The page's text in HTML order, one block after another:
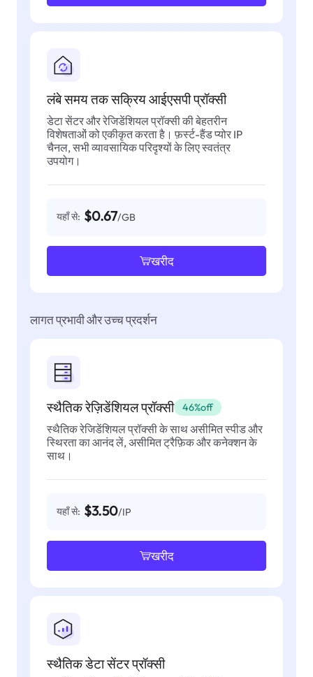
लंबे समय तक सक्रिय आईएसपी प्रॉक्सी
डेटा सेंटर और रेजिडेंशियल प्रॉक्सी की बेहतरीन
विशेषताओं को एकीकृत करता है। फ़र्स्ट-हैंड प्योर IP
चैनल, सभी व्यावसायिक परिदृश्यों के लिए स्वतंत्र
उपयोग।
यहाँ से: $0.67/GB
खरीद
लागत प्रभावी और उच्च प्रदर्शन
स्थैतिक रेज़िडेंशियल प्रॉक्सी 46%off
स्थैतिक रेजिडेंशियल प्रॉक्सी के साथ असीमित स्पीड और
स्थिरता का आनंद लें, असीमित ट्रैफ़िक और कनेक्शन के
साथ।
यहाँ से: $3.50/IP
खरीद
स्थैतिक डेटा सेंटर प्रॉक्सी